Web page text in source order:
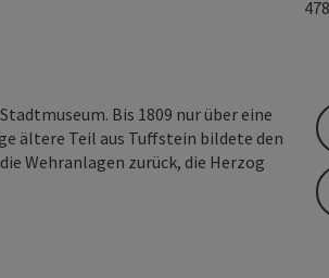
Bis 1809 nur über eine
ältere Teil aus Tuffstein bildete den
Wehranlagen zurück, die Herzog